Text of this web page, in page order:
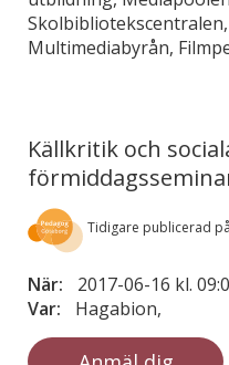
Multimediabyrån,
Källkritik och
Tidigare publicerad
När: 2017-06-16 kl.
Var:
Hagabion,